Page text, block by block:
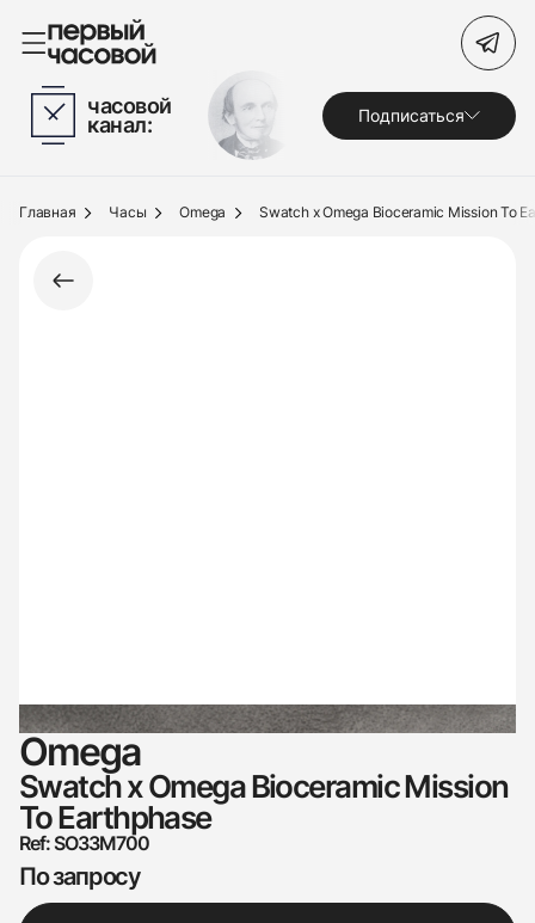
Часы
Украшения
Под заказ
Поиск по сайту
часовой
канал: Подписаться
Главная Часы Omega Swatch x Omega Bioceramic Mission To
Omega
Swatch x Omega Bioceramic Mission
To Earthphase
Ref: SO33M700
По запросу